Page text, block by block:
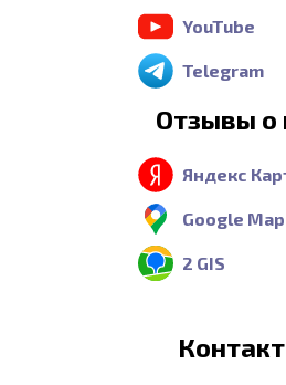
YouTube
Telegram
Отзывы о
Яндекс
Google
2 GIS